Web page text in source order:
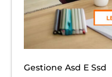
Gestione Asd E Ssd